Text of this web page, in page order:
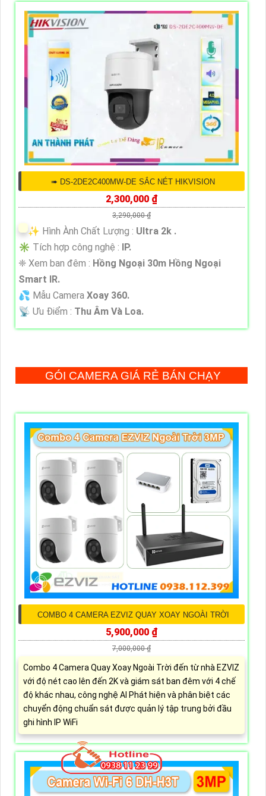
➠ DS-2DE2C400MW-DE SẮC NÉT HIKVISION
2,300,000 ₫
3,290,000 ₫
✨ Hình Ành Chất Lượng : Ultra 2k .
✳️ Tích hợp công nghệ :
IP.
❈ Xem ban đêm : Hồng Ngoại 30m Hồng Ngoại
Smart IR.
💦 Mẫu Camera Xoay 360.
️📡 Ưu Điểm : Thu Âm Và Loa.
GÓI CAMERA GIÁ RẺ BÁN CHẠY
COMBO 4 CAMERA EZVIZ QUAY XOAY NGOÀI TRỜI
5,900,000 ₫
7,000,000 ₫
Combo 4 Camera Quay Xoay Ngoài Trời đến từ nhà EZVIZ
với độ nét cao lên đến 2K và giám sát ban đêm với 4 chế
độ khác nhau, công nghệ AI Phát hiện và phân biệt các
chuyển động chuẩn sát được quản lý tập trung bởi đầu
ghi hình IP WiFi